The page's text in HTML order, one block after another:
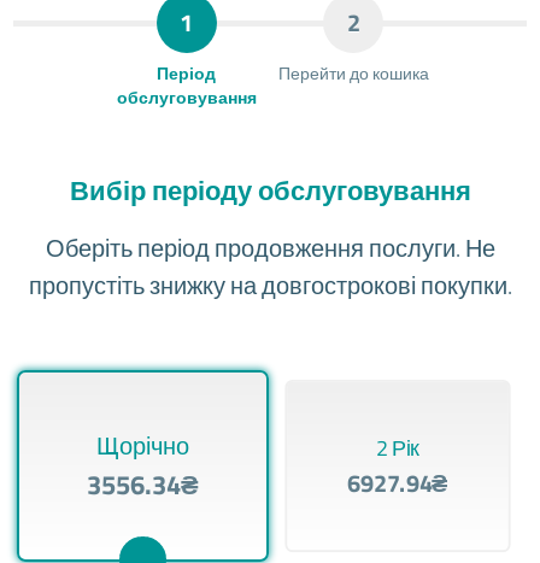
1
Період
обслуговування
2
Перейти до кошика
Вибір періоду обслуговування
Оберіть період продовження послуги. Не
пропустіть знижку на довгострокові покупки.
Щорічно
3556.34₴
2 Рік
6927.94₴